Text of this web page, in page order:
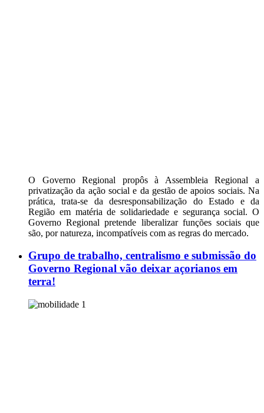
O Governo Regional propôs à Assembleia Regional a
privatização da ação social e da gestão de apoios sociais. Na
prática, trata-se da desresponsabilização do Estado e da
Região em matéria de solidariedade e segurança social. O
Governo Regional pretende liberalizar funções sociais que
são, por natureza, incompatíveis com as regras do mercado.
Grupo de trabalho, centralismo e submissão do
Governo Regional vão deixar açorianos em
terra!